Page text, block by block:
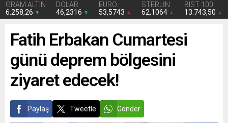
GRAM ALTIN
6.258,26
DOLAR
46,2316
EURO
53,5743
STERLİN
62,1064
BIST 100
13.743,50
Fatih Erbakan Cumartesi
günü deprem bölgesini
ziyaret edecek!
Paylaş Tweetle Gönder